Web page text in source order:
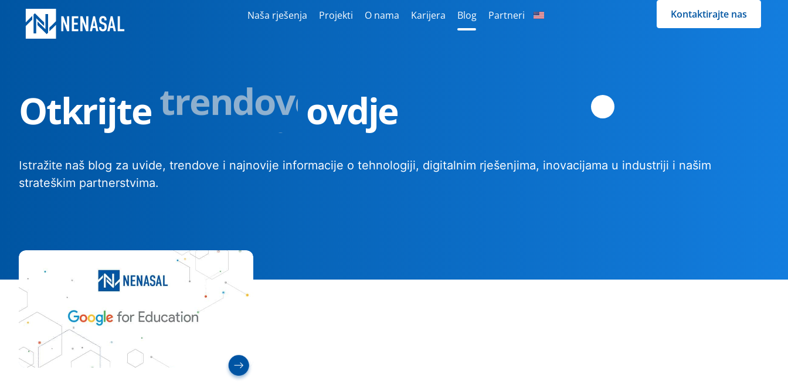
Naša rješenja Projekti O nama Karijera Blog Partneri Kontaktirajte nas
Otkrijtetrendoveovdje
Istražite naš blog za uvide, trendove i najnovije informacije o tehnologiji, digitalnim rješenjima, inovacijama u industriji i našim
strateškim partnerstvima.